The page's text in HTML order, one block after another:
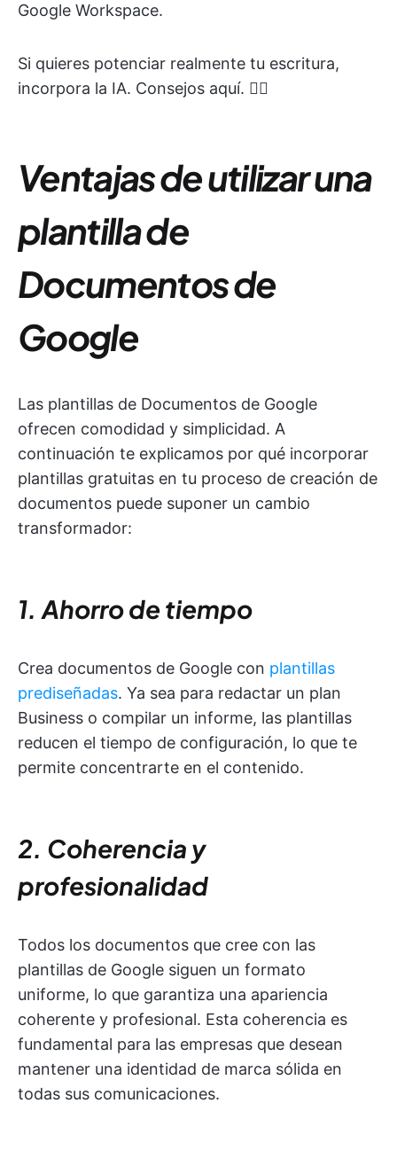
Google Workspace.
Si quieres potenciar realmente tu escritura,
incorpora la IA. Consejos aquí. 👇🏼
Ventajas de utilizar una
plantilla de
Documentos de
Google
Las plantillas de Documentos de Google
ofrecen comodidad y simplicidad. A
continuación te explicamos por qué incorporar
plantillas gratuitas en tu proceso de creación de
documentos puede suponer un cambio
transformador:
1. Ahorro de tiempo
Crea documentos de Google con plantillas
prediseñadas. Ya sea para redactar un plan
Business o compilar un informe, las plantillas
reducen el tiempo de configuración, lo que te
permite concentrarte en el contenido.
2. Coherencia y
profesionalidad
Todos los documentos que cree con las
plantillas de Google siguen un formato
uniforme, lo que garantiza una apariencia
coherente y profesional. Esta coherencia es
fundamental para las empresas que desean
mantener una identidad de marca sólida en
todas sus comunicaciones.